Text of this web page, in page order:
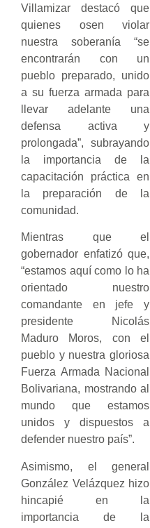
Villamizar destacó que
quienes osen violar
nuestra soberanía “se
encontrarán con un
pueblo preparado, unido
a su fuerza armada para
llevar adelante una
defensa activa y
prolongada”, subrayando
la importancia de la
capacitación práctica en
la preparación de la
comunidad.
Mientras que el
gobernador enfatizó que,
“estamos aquí como lo ha
orientado nuestro
comandante en jefe y
presidente Nicolás
Maduro Moros, con el
pueblo y nuestra gloriosa
Fuerza Armada Nacional
Bolivariana, mostrando al
mundo que estamos
unidos y dispuestos a
defender nuestro país”.
Asimismo, el general
González Velázquez hizo
hincapié en la
importancia de la